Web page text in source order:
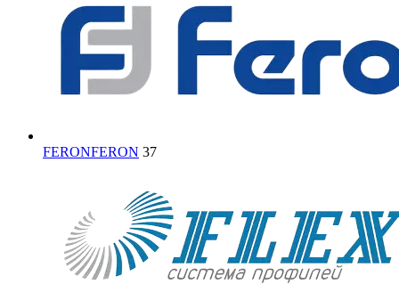
FERONFERON 37